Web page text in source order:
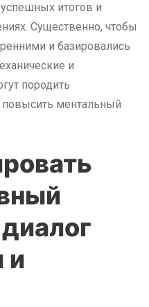
итогов и
Существенно, чтобы
и базировались
и
породить
ментальный
и